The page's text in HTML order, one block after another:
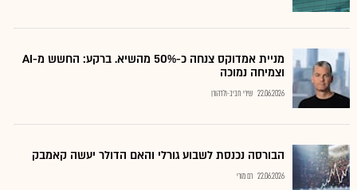
מניית אמדוקס צנחה כ-50% מהשיא. ברקע: החשש מ-AI
וצמיחה נמוכה
22.06.2026 שירי חביב-ולדהורן
הבורסה נכנסת לשבוע גורלי והאם הדולר יעשה קאמבק
22.06.2026 רם מורי